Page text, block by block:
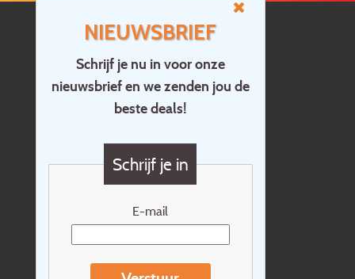
NIEUWSBRIEF
Schrijf je nu in voor onze
nieuwsbrief en we zenden jou de
beste deals!
Schrijf je in
E-mail
Home
Contact
Vragen?
Cadeaubon
Nieuwsbrief
Reisvoorwaarden